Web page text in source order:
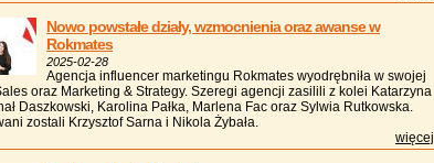
Nowo powstałe działy, wzmocnienia oraz awanse w
Rokmates
2025-02-28
Agencja influencer marketingu Rokmates wyodrębniła w swojej
oraz Marketing & Strategy. Szeregi agencji zasilili z kolei Katarzyna
Daszkowski, Karolina Pałka, Marlena Fac oraz Sylwia Rutkowska.
zostali Krzysztof Sarna i Nikola Żybała.
więcej